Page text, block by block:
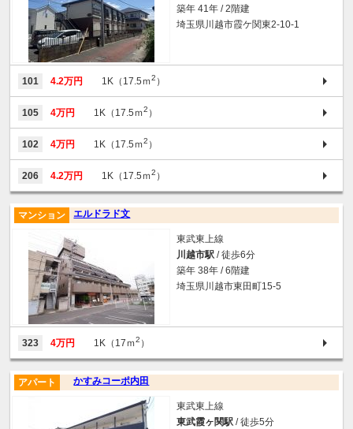
築年 41年 / 2階建
埼玉県川越市霞ケ関東2-10-1
101 4.2万円 1K（17.5ｍ2 ）
105 4万円 1K（17.5ｍ2 ）
102 4万円 1K（17.5ｍ2 ）
206 4.2万円 1K（17.5ｍ2 ）
エルドラド文
マンション
東武東上線
川越市駅 / 徒歩6分
築年 38年 / 6階建
埼玉県川越市東田町15-5
323 4万円 1K（17ｍ2 ）
かすみコーポ内田
アパート
東武東上線
東武霞ヶ関駅 / 徒歩5分